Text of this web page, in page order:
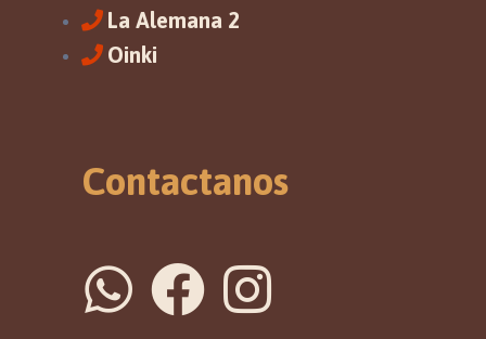
La Alemana 2
Oinki
Contactanos